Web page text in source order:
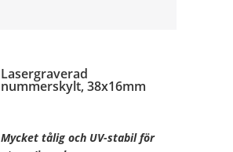
Lasergraverad
nummerskylt, 38x16mm
Mycket tålig och UV-stabil för